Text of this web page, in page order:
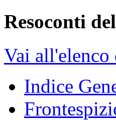
Resoconti
Vai all'elenco
Indice